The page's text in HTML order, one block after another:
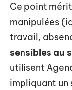
Ce point
manipulées
travail,
sensibles au
utilisent
impliquant un